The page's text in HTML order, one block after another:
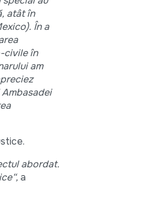
atât în
În a
civile în
am
abordat.
a